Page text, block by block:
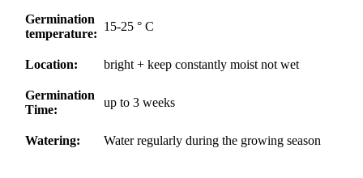
Germination
temperature:
15-25 ° C
Location: bright + keep constantly moist not wet
Germination
Time:
up to 3 weeks
Watering: Water regularly during the growing season